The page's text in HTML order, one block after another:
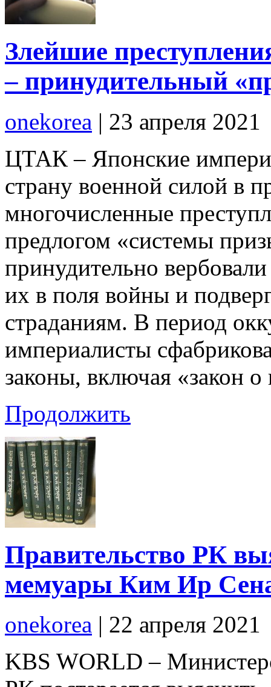
Злейшие
– принудительный
onekorea | 23 апреля 2021
ЦТАК – Японские
страну военной силой в
многочисленные
предлогом «системы
принудительно
их в поля войны и
страданиям. В период
империалисты
законы, включая «закон
Продолжить
Правительство РК
мемуары Ким Ир
onekorea | 22 апреля 2021
KBS WORLD –